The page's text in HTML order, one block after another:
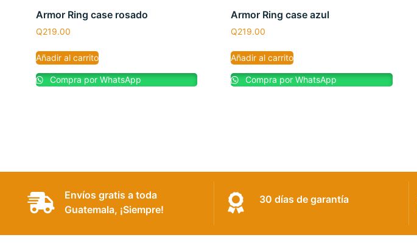
Armor Ring case rosado
Q219.00
Añadir al carrito
Compra por WhatsApp
Armor Ring case azul
Q219.00
Añadir al carrito
Compra por WhatsApp
Envíos gratis a toda
Guatemala, ¡Siempre!
30 días de garantía